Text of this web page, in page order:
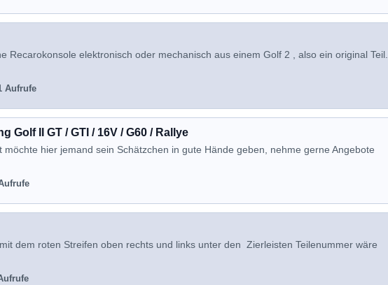
Recarokonsole elektronisch oder mechanisch aus einem Golf 2 , also ein original Teil.
Aufrufe
Golf II GT / GTI / 16V / G60 / Rallye
möchte hier jemand sein Schätzchen in gute Hände geben, nehme gerne Angebote
dem roten Streifen oben rechts und links unter den Zierleisten Teilenummer wäre